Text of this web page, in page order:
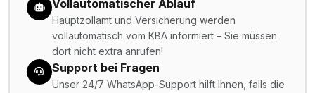
Vollautomatischer Ablauf
Hauptzollamt und Versicherung werden
vollautomatisch vom KBA informiert – Sie müssen
dort nicht extra anrufen!
Support bei Fragen
Unser 24/7 WhatsApp-Support hilft Ihnen, falls die